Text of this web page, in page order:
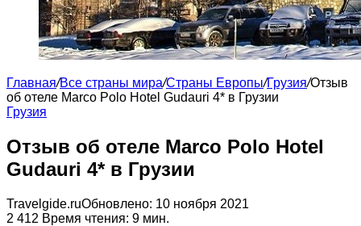
Главная/Все страны мира/Страны Европы/Грузия/Отзыв
об отеле Marco Polo Hotel Gudauri 4* в Грузии
Грузия
Отзыв об отеле Marco Polo Hotel
Gudauri 4* в Грузии
Travelgide.ruОбновлено: 10 ноября 2021
2 412 Время чтения: 9 мин.